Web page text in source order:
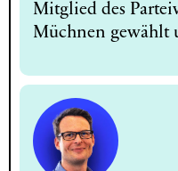
Mitglied des
Müchnen gewählt